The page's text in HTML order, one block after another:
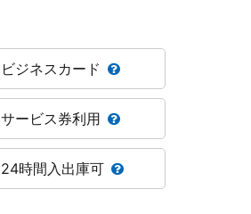
ビジネスカード
サービス券利用
24時間入出庫可